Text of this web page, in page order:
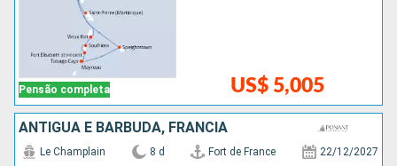
Pensão completa US$ 5,005
ANTIGUA E BARBUDA, FRANCIA
Le Champlain 8 d Fort de France 22/12/2027